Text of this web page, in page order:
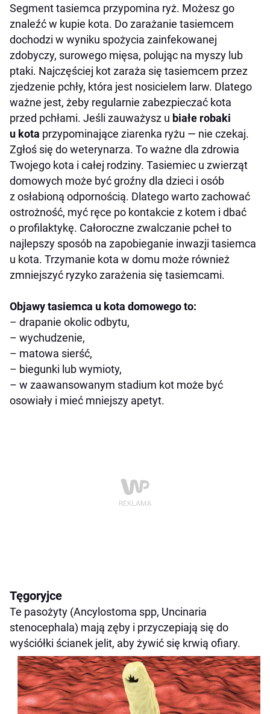
Segment tasiemca przypomina ryż. Możesz go
znaleźć w kupie kota. Do zarażanie tasiemcem
dochodzi w wyniku spożycia zainfekowanej
zdobyczy, surowego mięsa, polując na myszy lub
ptaki. Najczęściej kot zaraża się tasiemcem przez
zjedzenie pchły, która jest nosicielem larw. Dlatego
ważne jest, żeby regularnie zabezpieczać kota
przed pchłami. Jeśli zauważysz u białe robaki
u kota przypominające ziarenka ryżu — nie czekaj.
Zgłoś się do weterynarza. To ważne dla zdrowia
Twojego kota i całej rodziny. Tasiemiec u zwierząt
domowych może być groźny dla dzieci i osób
z osłabioną odpornością. Dlatego warto zachować
ostrożność, myć ręce po kontakcie z kotem i dbać
o profilaktykę. Całoroczne zwalczanie pcheł to
najlepszy sposób na zapobieganie inwazji tasiemca
u kota. Trzymanie kota w domu może również
zmniejszyć ryzyko zarażenia się tasiemcami.
Objawy tasiemca u kota domowego to:
– drapanie okolic odbytu,
– wychudzenie,
– matowa sierść,
– biegunki lub wymioty,
– w zaawansowanym stadium kot może być
osowiały i mieć mniejszy apetyt.
Tęgoryjce
Te pasożyty (Ancylostoma spp, Uncinaria
stenocephala) mają zęby i przyczepiają się do
wyściółki ścianek jelit, aby żywić się krwią ofiary.